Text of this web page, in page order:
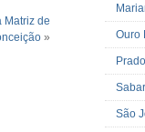
Matriz de
» Ouro
São